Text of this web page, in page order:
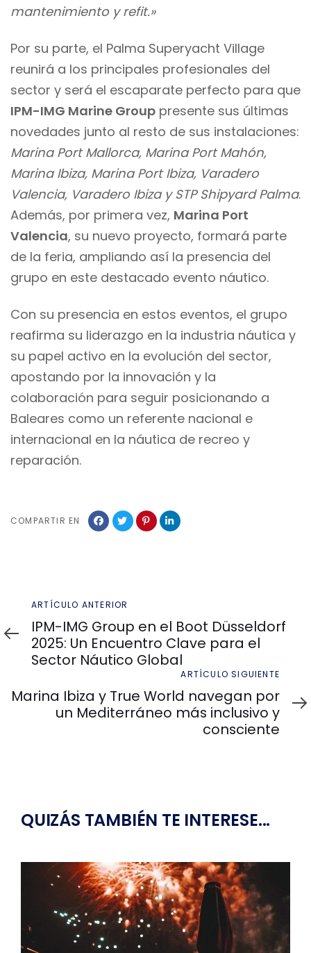
mantenimiento y refit.»
Por su parte, el Palma Superyacht Village
reunirá a los principales profesionales del
sector y será el escaparate perfecto para que
IPM-IMG Marine Group presente sus últimas
novedades junto al resto de sus instalaciones:
Marina Port Mallorca, Marina Port Mahón,
Marina Ibiza, Marina Port Ibiza, Varadero
Valencia, Varadero Ibiza y STP Shipyard Palma.
Además, por primera vez, Marina Port
Valencia, su nuevo proyecto, formará parte
de la feria, ampliando así la presencia del
grupo en este destacado evento náutico.
Con su presencia en estos eventos, el grupo
reafirma su liderazgo en la industria náutica y
su papel activo en la evolución del sector,
apostando por la innovación y la
colaboración para seguir posicionando a
Baleares como un referente nacional e
internacional en la náutica de recreo y
reparación.
COMPARTIR EN
Artículo
anterior
ARTÍCULO ANTERIOR
IPM-IMG Group en el Boot Düsseldorf
2025: Un Encuentro Clave para el
Sector Náutico Global
siguiente
ARTÍCULO SIGUIENTE
Marina Ibiza y True World navegan por
un Mediterráneo más inclusivo y
consciente
QUIZÁS TAMBIÉN TE INTERESE...